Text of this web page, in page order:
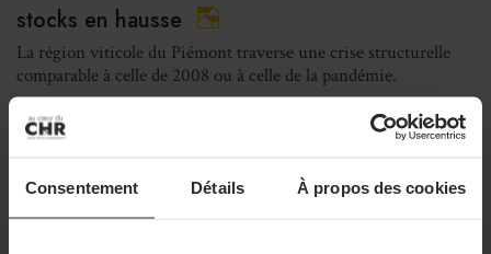
Consentement Détails À propos des cookies
stocks en hausse
La région viticole du Piémont traverse une crise structurelle
comparable à celle de 2008 ou à celle de la pandémie.
DÉCISION BUSINESS VINS
Le haut de gamme sous pression dans la Napa